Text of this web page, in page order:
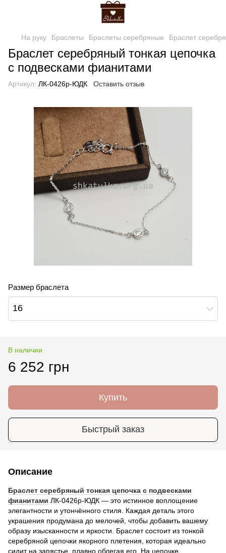
На руку Браслеты Браслеты серебряные Браслет
Браслет серебряный тонкая цепочка
с подвесками фианитами
Артикул: ЛК-0426р-ЮДК Оставить отзыв
Размер браслета
16
В наличии
6 252 грн
Купить
Быстрый заказ
Описание
Браслет серебряный тонкая цепочка с подвесками
фианитами ЛК-0426р-ЮДК — это истинное воплощение
элегантности и утончённого стиля. Каждая деталь этого
украшения продумана до мелочей, чтобы добавить вашему
образу изысканности и яркости. Браслет состоит из тонкой
серебряной цепочки якорного плетения, которая идеально
сидит на запястье, плавно облегая его. На цепочке